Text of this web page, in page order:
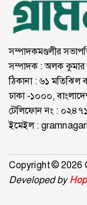
সম্পাদকমণ্ডলীর
সম্পাদক : অলক কুমার
ঠিকানা : ৬১ মতিঝিল
ঢাকা -১০০০,
টেলিফোন নং :
ইমেইল :
Copyright © 2026
Developed by